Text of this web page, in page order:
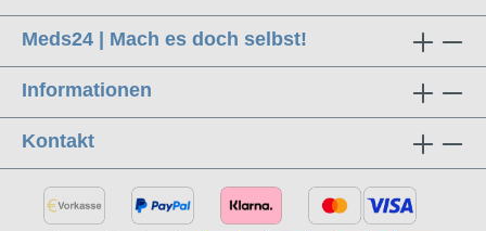
Meds24 | Mach es doch selbst!
Informationen
Kontakt